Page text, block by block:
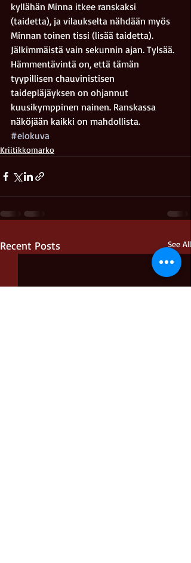
kyllähän Minna itkee ranskaksi
(taidetta), ja vilaukselta nähdään myös
Minnan toinen tissi (lisää taidetta).
Jälkimmäistä vain sekunnin ajan. Tylsää.
Hämmentävintä on, että tämän
tyypillisen chauvinistisen
taidepläjäyksen on ohjannut
kuusikymppinen nainen. Ranskassa
näköjään kaikki on mahdollista.
#elokuva
Kriitikkomarko
Recent Posts See All